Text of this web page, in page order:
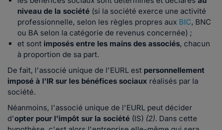
niveau de la société (si la société exerce une activité
professionnelle, selon les règles propres aux BIC, BNC
ou BA selon la catégorie de revenus concernée) ;
et sont imposés entre les mains des associés, chacun
à proportion de sa part.
De fait, l'associé unique de l'EURL est personnellement
imposé à l'IR sur les bénéfices sociaux réalisés par la
société.
Néanmoins, l'associé unique de l'EURL peut décider
d'opter pour l'impôt sur la société (IS) (2). Dans cette